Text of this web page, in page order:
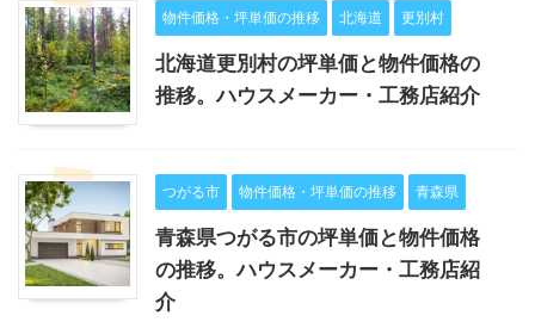
物件価格・坪単価の推移 北海道 更別村
北海道更別村の坪単価と物件価格の
推移。ハウスメーカー・工務店紹介
つがる市 物件価格・坪単価の推移 青森県
青森県つがる市の坪単価と物件価格
の推移。ハウスメーカー・工務店紹
介